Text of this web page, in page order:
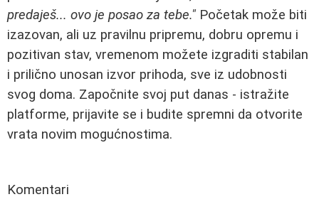
predaješ... ovo je posao za tebe." Početak može biti
izazovan, ali uz pravilnu pripremu, dobru opremu i
pozitivan stav, vremenom možete izgraditi stabilan
i prilično unosan izvor prihoda, sve iz udobnosti
svog doma. Započnite svoj put danas - istražite
platforme, prijavite se i budite spremni da otvorite
vrata novim mogućnostima.
Komentari